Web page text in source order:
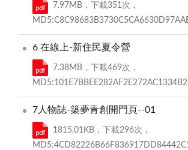
7.97MB，下載351次，
6 在線上-新住民夏令營
7.38MB，下載469次，
7人物誌-築夢青創開門頁--01
1815.01KB，下載296次，